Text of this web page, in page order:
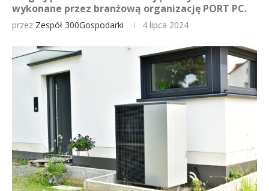
wykonane przez branżową organizację PORT PC.
przez Zespół 300Gospodarki 4 lipca 2024